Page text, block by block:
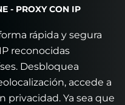
- PROXY CON IP
rápida y segura
reconocidas
Desbloquea
accede a
privacidad. Ya sea que